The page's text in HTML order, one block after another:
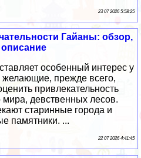
23 07 2026 5:58:25
Гайаны: обзор,
особенный интерес у
желающие, прежде всего,
привлекательность
мира, девственных лесов.
старинные города и
памятники. ...
22 07 2026 4:41:45